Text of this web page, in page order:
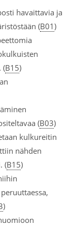
havaittavia ja
(B01)
(B15)
(B03)
kulkureitin
nähden
(B15)
)